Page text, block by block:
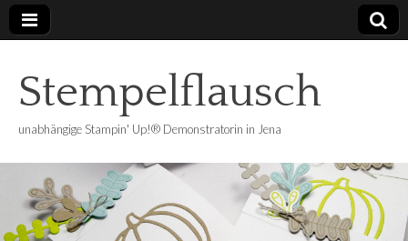
Stempelflausch
unabhängige Stampin' Up!® Demonstratorin in Jena